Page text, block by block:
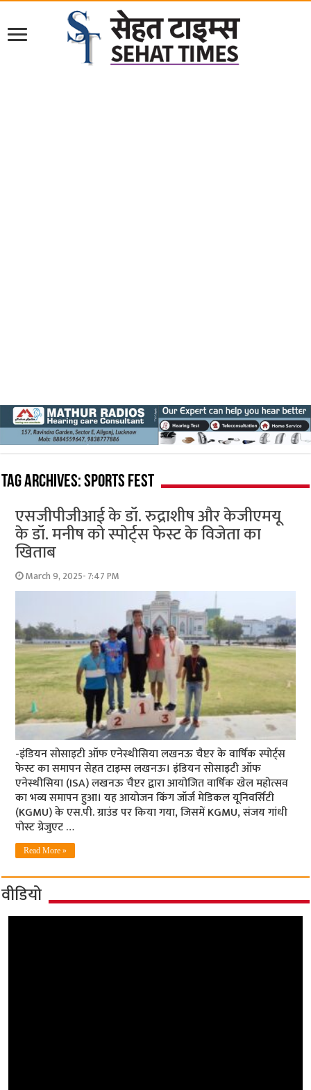
Tag Archives:Sports Fest
एसजीपीजीआई के डॉ. रुद्राशीष और केजीएमयू
के डॉ. मनीष को स्पोर्ट्स फेस्ट के विजेता का
खिताब
March 9, 2025- 7:47 PM
-इंडियन सोसाइटी ऑफ एनेस्थीसिया लखनऊ चैप्टर के वार्षिक स्पोर्ट्स
फेस्ट का समापन सेहत टाइम्स लखनऊ। इंडियन सोसाइटी ऑफ
एनेस्थीसिया (ISA) लखनऊ चैप्टर द्वारा आयोजित वार्षिक खेल महोत्सव
का भव्य समापन हुआ। यह आयोजन किंग जॉर्ज मेडिकल यूनिवर्सिटी
(KGMU) के एस.पी. ग्राउंड पर किया गया, जिसमें KGMU, संजय गांधी
पोस्ट ग्रेजुएट …
Read More »
वीडियो